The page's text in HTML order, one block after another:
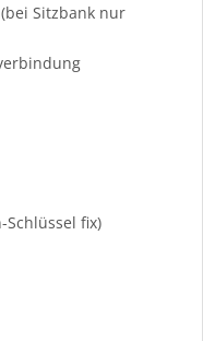
Sitzbank nur
Schlüssel fix)